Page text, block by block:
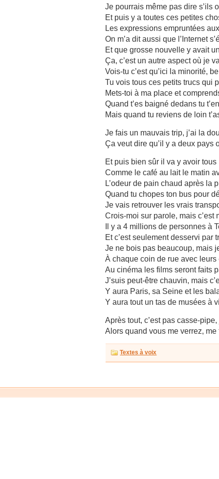
Je pourrais même pas dire s’ils
Et puis y a toutes ces petites
Les expressions empruntées
On m’a dit aussi que l’Internet
Et que grosse nouvelle y avait
Ça, c’est un autre aspect où je
Vois-tu c’est qu’ici la minorité,
Tu vois tous ces petits trucs qui
Mets-toi à ma place et
Quand t’es baigné dedans tu
Mais quand tu reviens de loin
Je fais un mauvais trip, j’ai la
Ça veut dire qu’il y a deux pays
Et puis bien sûr il va y avoir tous
Comme le café au lait le matin
L’odeur de pain chaud après la
Quand tu chopes ton bus pour
Je vais retrouver les vrais
Crois-moi sur parole, mais c’est
Il y a 4 millions de personnes à
Et c’est seulement desservi par
Je ne bois pas beaucoup, mais
À chaque coin de rue avec
Au cinéma les films seront faits
J’suis peut-être chauvin, mais
Y aura Paris, sa Seine et les
Y aura tout un tas de musées à
Après tout, c’est pas casse-
Alors quand vous me verrez,
Textes à voix